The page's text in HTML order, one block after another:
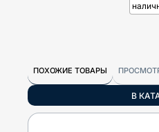
ПОХОЖИЕ ТОВАРЫ
В